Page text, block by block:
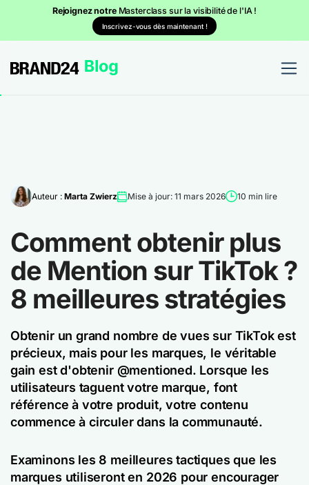
Rejoignez notre Masterclass sur la visibilité de l'IA !
Inscrivez-vous dès maintenant !
Auteur : Marta Zwierz Mise à jour: 11 mars 2026 10 min lire
Comment obtenir plus
de Mention sur TikTok ?
8 meilleures stratégies
Obtenir un grand nombre de vues sur TikTok est
précieux, mais pour les marques, le véritable
gain est d'obtenir @mentioned. Lorsque les
utilisateurs taguent votre marque, font
référence à votre produit, votre contenu
commence à circuler dans la communauté.
Examinons les 8 meilleures tactiques que les
marques utiliseront en 2026 pour encourager